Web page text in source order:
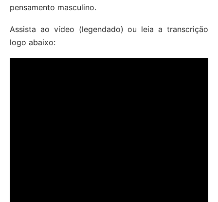
pensamento masculino.
Assista ao vídeo (legendado) ou leia a transcrição
logo abaixo: